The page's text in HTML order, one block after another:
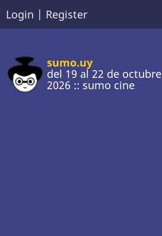
Pasar
al
principal
Login | Register
sumo.uy
del 19 al 22 de octubre
2026 :: sumo cine